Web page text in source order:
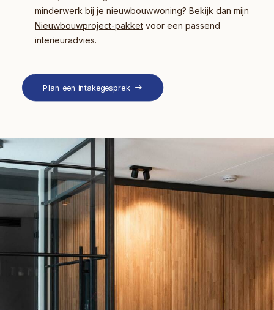
minderwerk bij je nieuwbouwwoning? Bekijk dan mijn
Nieuwbouwproject-pakket voor een passend
interieuradvies.
Plan een intakegesprek